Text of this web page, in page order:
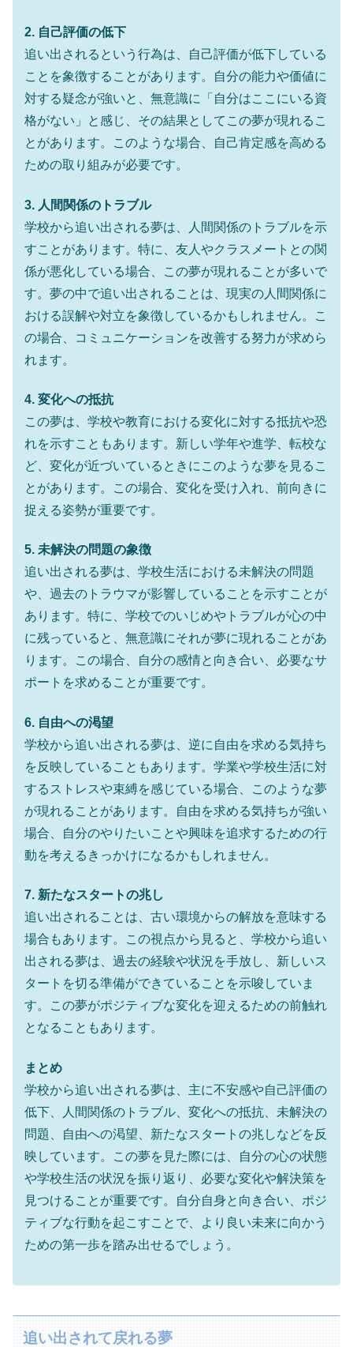
2. 自己評価の低下
追い出されるという行為は、自己評価が低下している
ことを象徴することがあります。自分の能力や価値に
対する疑念が強いと、無意識に「自分はここにいる資
格がない」と感じ、その結果としてこの夢が現れるこ
とがあります。このような場合、自己肯定感を高める
ための取り組みが必要です。
3. 人間関係のトラブル
学校から追い出される夢は、人間関係のトラブルを示
すことがあります。特に、友人やクラスメートとの関
係が悪化している場合、この夢が現れることが多いで
す。夢の中で追い出されることは、現実の人間関係に
おける誤解や対立を象徴しているかもしれません。こ
の場合、コミュニケーションを改善する努力が求めら
れます。
4. 変化への抵抗
この夢は、学校や教育における変化に対する抵抗や恐
れを示すこともあります。新しい学年や進学、転校な
ど、変化が近づいているときにこのような夢を見るこ
とがあります。この場合、変化を受け入れ、前向きに
捉える姿勢が重要です。
5. 未解決の問題の象徴
追い出される夢は、学校生活における未解決の問題
や、過去のトラウマが影響していることを示すことが
あります。特に、学校でのいじめやトラブルが心の中
に残っていると、無意識にそれが夢に現れることがあ
ります。この場合、自分の感情と向き合い、必要なサ
ポートを求めることが重要です。
6. 自由への渇望
学校から追い出される夢は、逆に自由を求める気持ち
を反映していることもあります。学業や学校生活に対
するストレスや束縛を感じている場合、このような夢
が現れることがあります。自由を求める気持ちが強い
場合、自分のやりたいことや興味を追求するための行
動を考えるきっかけになるかもしれません。
7. 新たなスタートの兆し
追い出されることは、古い環境からの解放を意味する
場合もあります。この視点から見ると、学校から追い
出される夢は、過去の経験や状況を手放し、新しいス
タートを切る準備ができていることを示唆していま
す。この夢がポジティブな変化を迎えるための前触れ
となることもあります。
まとめ
学校から追い出される夢は、主に不安感や自己評価の
低下、人間関係のトラブル、変化への抵抗、未解決の
問題、自由への渇望、新たなスタートの兆しなどを反
映しています。この夢を見た際には、自分の心の状態
や学校生活の状況を振り返り、必要な変化や解決策を
見つけることが重要です。自分自身と向き合い、ポジ
ティブな行動を起こすことで、より良い未来に向かう
ための第一歩を踏み出せるでしょう。
追い出されて戻れる夢